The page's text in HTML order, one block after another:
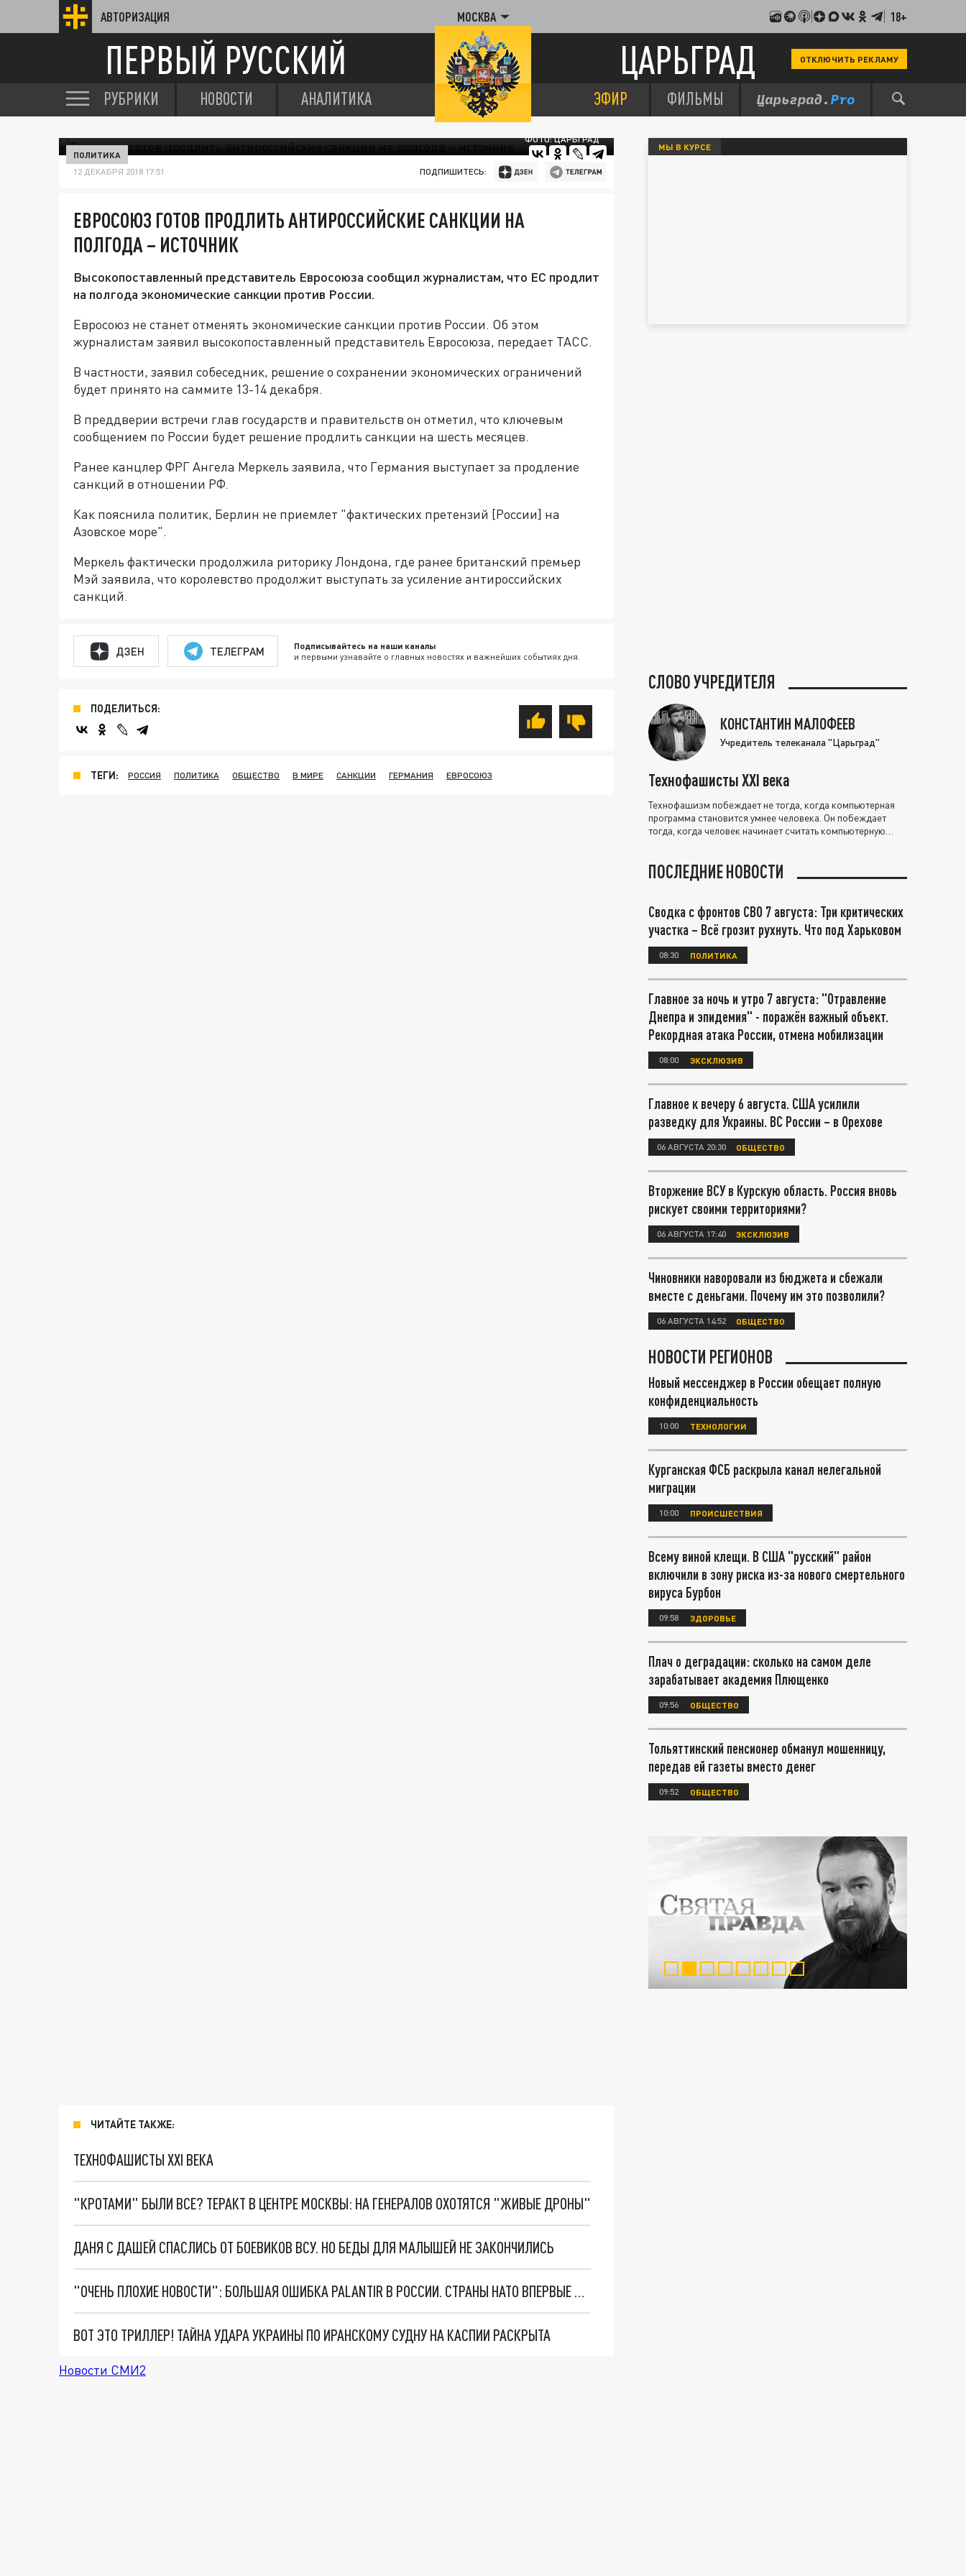
АВТОРИЗАЦИЯ МОСКВА 18+
ПЕРВЫЙ РУССКИЙ ЦАРЬГРАД ОТКЛЮЧИТЬ РЕКЛАМУ
РУБРИКИ НОВОСТИ АНАЛИТИКА ЭФИР ФИЛЬМЫ
ФОТО: ЦАРЬГРАД
ПОЛИТИКА
12 ДЕКАБРЯ 2018 17:51 ПОДПИШИТЕСЬ:
ЕВРОСОЮЗ ГОТОВ ПРОДЛИТЬ АНТИРОССИЙСКИЕ САНКЦИИ НА
ПОЛГОДА – ИСТОЧНИК
Высокопоставленный представитель Евросоюза сообщил журналистам, что ЕС продлит
на полгода экономические санкции против России.
Евросоюз не станет отменять экономические санкции против России. Об этом
журналистам заявил высокопоставленный представитель Евросоюза, передает ТАСС.
В частности, заявил собеседник, решение о сохранении экономических ограничений
будет принято на саммите 13-14 декабря.
В преддверии встречи глав государств и правительств он отметил, что ключевым
сообщением по России будет решение продлить санкции на шесть месяцев.
Ранее канцлер ФРГ Ангела Меркель заявила, что Германия выступает за продление
санкций в отношении РФ.
Как пояснила политик, Берлин не приемлет "фактических претензий [России] на
Азовское море".
Меркель фактически продолжила риторику Лондона, где ранее британский премьер
Мэй заявила, что королевство продолжит выступать за усиление антироссийских
санкций.
ДЗЕН ТЕЛЕГРАМ Подписывайтесь на наши каналы
и первыми узнавайте о главных новостях и важнейших событиях дня.
ПОДЕЛИТЬСЯ:
ТЕГИ: РОССИЯ ПОЛИТИКА ОБЩЕСТВО В МИРЕ САНКЦИИ ГЕРМАНИЯ ЕВРОСОЮЗ
ЧИТАЙТЕ ТАКЖЕ:
ТЕХНОФАШИСТЫ XXI ВЕКА
"КРОТАМИ" БЫЛИ ВСЕ? ТЕРАКТ В ЦЕНТРЕ МОСКВЫ: НА ГЕНЕРАЛОВ ОХОТЯТСЯ "ЖИВЫЕ ДРОНЫ"
ДАНЯ С ДАШЕЙ СПАСЛИСЬ ОТ БОЕВИКОВ ВСУ. НО БЕДЫ ДЛЯ МАЛЫШЕЙ НЕ ЗАКОНЧИЛИСЬ
"ОЧЕНЬ ПЛОХИЕ НОВОСТИ": БОЛЬШАЯ ОШИБКА PALANTIR В РОССИИ. СТРАНЫ НАТО ВПЕРВЫЕ ЗА СВО ОСТАНОВИЛИ ПОСТАВКИ ОРУЖИЯ. ВСУ ТЕРЯЮТ ПРИГРАНИЧЬЕ?
ВОТ ЭТО ТРИЛЛЕР! ТАЙНА УДАРА УКРАИНЫ ПО ИРАНСКОМУ СУДНУ НА КАСПИИ РАСКРЫТА
Новости СМИ2
МЫ В КУРСЕ
СЛОВО УЧРЕДИТЕЛЯ
КОНСТАНТИН МАЛОФЕЕВ
Учредитель телеканала "Царьград"
Технофашисты XXI века
Технофашизм побеждает не тогда, когда компьютерная
программа становится умнее человека. Он побеждает
тогда, когда человек начинает считать компьютерную
ПОСЛЕДНИЕ НОВОСТИ
Сводка с фронтов СВО 7 августа: Три критических
участка – Всё грозит рухнуть. Что под Харьковом
08:30 ПОЛИТИКА
Главное за ночь и утро 7 августа: "Отравление
Днепра и эпидемия" - поражён важный объект.
Рекордная атака России, отмена мобилизации
08:00 ЭКСКЛЮЗИВ
Главное к вечеру 6 августа. США усилили
разведку для Украины. ВС России – в Орехове
06 АВГУСТА 20:30 ОБЩЕСТВО
Вторжение ВСУ в Курскую область. Россия вновь
рискует своими территориями?
06 АВГУСТА 17:40 ЭКСКЛЮЗИВ
Чиновники наворовали из бюджета и сбежали
вместе с деньгами. Почему им это позволили?
06 АВГУСТА 14:52 ОБЩЕСТВО
НОВОСТИ РЕГИОНОВ
Новый мессенджер в России обещает полную
конфиденциальность
10:00 ТЕХНОЛОГИИ
Курганская ФСБ раскрыла канал нелегальной
миграции
10:00 ПРОИСШЕСТВИЯ
Всему виной клещи. В США "русский" район
включили в зону риска из-за нового смертельного
вируса Бурбон
09:58 ЗДОРОВЬЕ
Плач о деградации: сколько на самом деле
зарабатывает академия Плющенко
09:56 ОБЩЕСТВО
Тольяттинский пенсионер обманул мошенницу,
передав ей газеты вместо денег
09:52 ОБЩЕСТВО